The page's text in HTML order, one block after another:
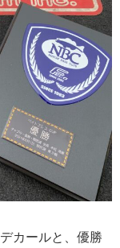
カールと、優勝